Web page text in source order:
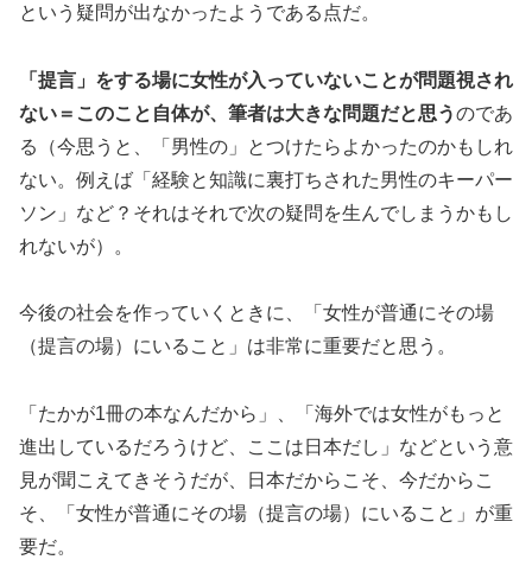
という疑問が出なかったようである点だ。
「提言」をする場に女性が入っていないことが問題視され
ない＝このこと自体が、筆者は大きな問題だと思うのであ
る（今思うと、「男性の」とつけたらよかったのかもしれ
ない。例えば「経験と知識に裏打ちされた男性のキーパー
ソン」など？それはそれで次の疑問を生んでしまうかもし
れないが）。
今後の社会を作っていくときに、「女性が普通にその場
（提言の場）にいること」は非常に重要だと思う。
「たかが1冊の本なんだから」、「海外では女性がもっと
進出しているだろうけど、ここは日本だし」などという意
見が聞こえてきそうだが、日本だからこそ、今だからこ
そ、「女性が普通にその場（提言の場）にいること」が重
要だ。